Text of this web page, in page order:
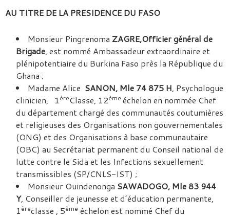
AU TITRE DE LA PRESIDENCE DU FASO
Monsieur Pingrenoma ZAGRE,Officiergénéral de
Brigade, est nommé Ambassadeur extraordinaire et
plénipotentiaire du Burkina Faso près la République du
Ghana ;
Madame Alice SANON, Mle 74 875 H, Psychologue
clinicien, 1èreClasse, 12ème échelon en nommée Chef
du département chargé des communautés coutumières
et religieuses des Organisations non gouvernementales
(ONG) et des Organisations à base communautaire
(OBC) au Secrétariat permanent du Conseil national de
lutte contre le Sida et les Infections sexuellement
transmissibles (SP/CNLS-IST) ;
Monsieur Ouindenonga SAWADOGO, Mle 83 944
Y, Conseiller de jeunesse et d’éducation permanente,
1èreclasse , 5ème échelon est nommé Chef du